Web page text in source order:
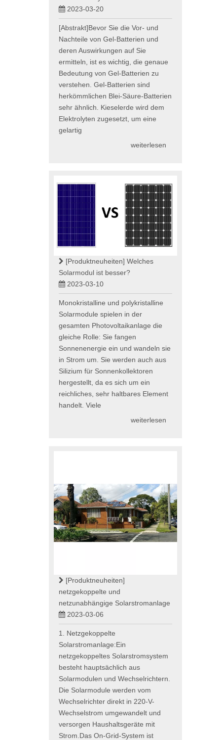
2023-03-20
[Abstrakt]Bevor Sie die Vor- und
Nachteile von Gel-Batterien und
deren Auswirkungen auf Sie
ermitteln, ist es wichtig, die genaue
Bedeutung von Gel-Batterien zu
verstehen. Gel-Batterien sind
herkömmlichen Blei-Säure-Batterien
sehr ähnlich. Kieselerde wird dem
Elektrolyten zugesetzt, um eine
gelartig
weiterlesen
[Produktneuheiten] Welches
Solarmodul ist besser?
2023-03-10
Monokristalline und polykristalline
Solarmodule spielen in der
gesamten Photovoltaikanlage die
gleiche Rolle: Sie fangen
Sonnenenergie ein und wandeln sie
in Strom um. Sie werden auch aus
Silizium für Sonnenkollektoren
hergestellt, da es sich um ein
reichliches, sehr haltbares Element
handelt. Viele
weiterlesen
[Produktneuheiten]
netzgekoppelte und
netzunabhängige Solarstromanlage
2023-03-06
1. Netzgekoppelte
Solarstromanlage:Ein
netzgekoppeltes Solarstromsystem
besteht hauptsächlich aus
Solarmodulen und Wechselrichtern.
Die Solarmodule werden vom
Wechselrichter direkt in 220-V-
Wechselstrom umgewandelt und
versorgen Haushaltsgeräte mit
Strom.Das On-Grid-System ist